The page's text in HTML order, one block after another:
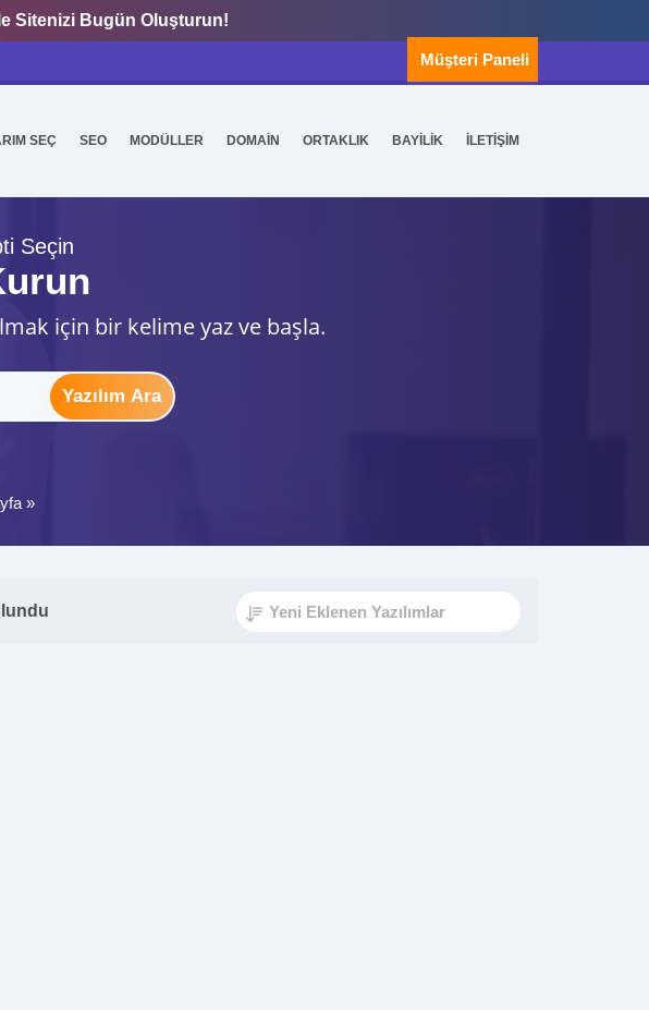
Sitenizi Bugün Oluşturun!
Müşteri Paneli
SEÇ SEO MODÜLLER DOMAİN ORTAKLIK BAYİLİK İLETİŞİM
Seçin
için bir kelime yaz ve başla.
Yazılım Ara
»